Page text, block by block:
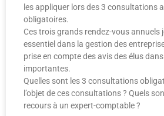
les appliquer lors des 3 consultations
obligatoires.
Ces trois grands rendez-vous annuels
essentiel dans la gestion des
prise en compte des avis des élus
importantes.
Quelles sont les 3 consultations
l’objet de ces consultations ? Quels
recours à un expert-comptable ?